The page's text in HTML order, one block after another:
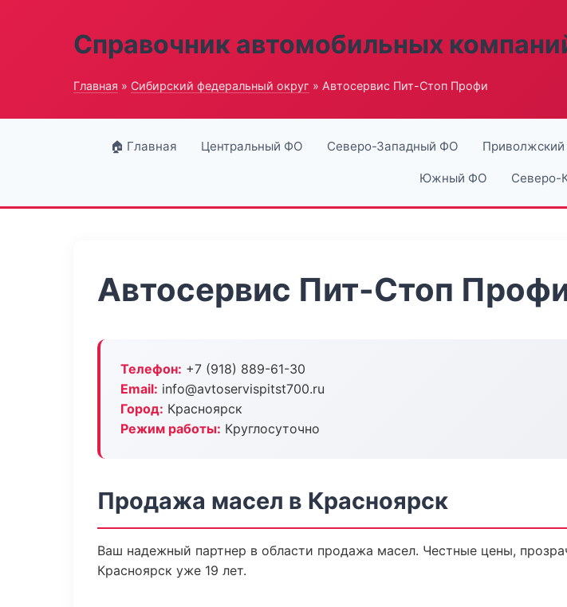
Справочник автомобильных
Главная » Сибирский федеральный округ » Автосервис Пит-Стоп Профи
🏠 Главная Центральный ФО Северо-Западный ФО
Южный ФО Северо-
Автосервис Пит-Стоп
Телефон: +7 (918) 889-61-30
Email: info@avtoservispitst700.ru
Город: Красноярск
Режим работы: Круглосуточно
Продажа масел в Красноярск
Ваш надежный партнер в области продажа масел. Честные цены,
Красноярск уже 19 лет.